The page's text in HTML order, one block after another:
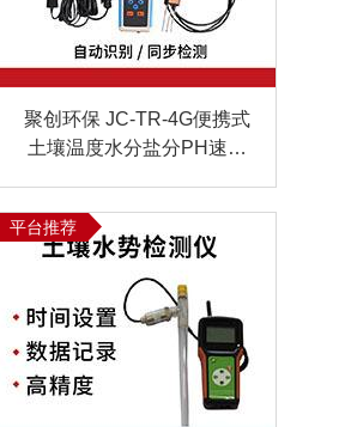
聚创环保 JC-TR-4G便携式
土壤温度水分盐分PH速测
平台推荐